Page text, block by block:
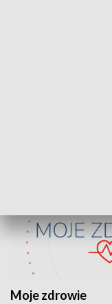
Moje zdrowie